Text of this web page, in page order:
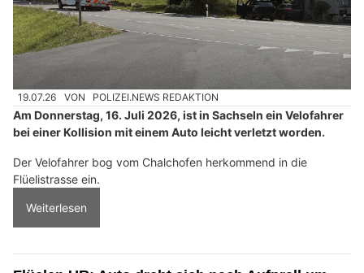
19.07.26 VON POLIZEI.NEWS REDAKTION
Am Donnerstag, 16. Juli 2026, ist in Sachseln ein Velofahrer
bei einer Kollision mit einem Auto leicht verletzt worden.
Der Velofahrer bog vom Chalchofen herkommend in die
Flüelistrasse ein.
Weiterlesen